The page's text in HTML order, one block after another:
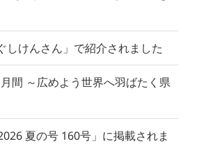
しけんさん」で紹介されました
間 ～広めよう世界へ羽ばたく県
夏の号 160号」に掲載されま